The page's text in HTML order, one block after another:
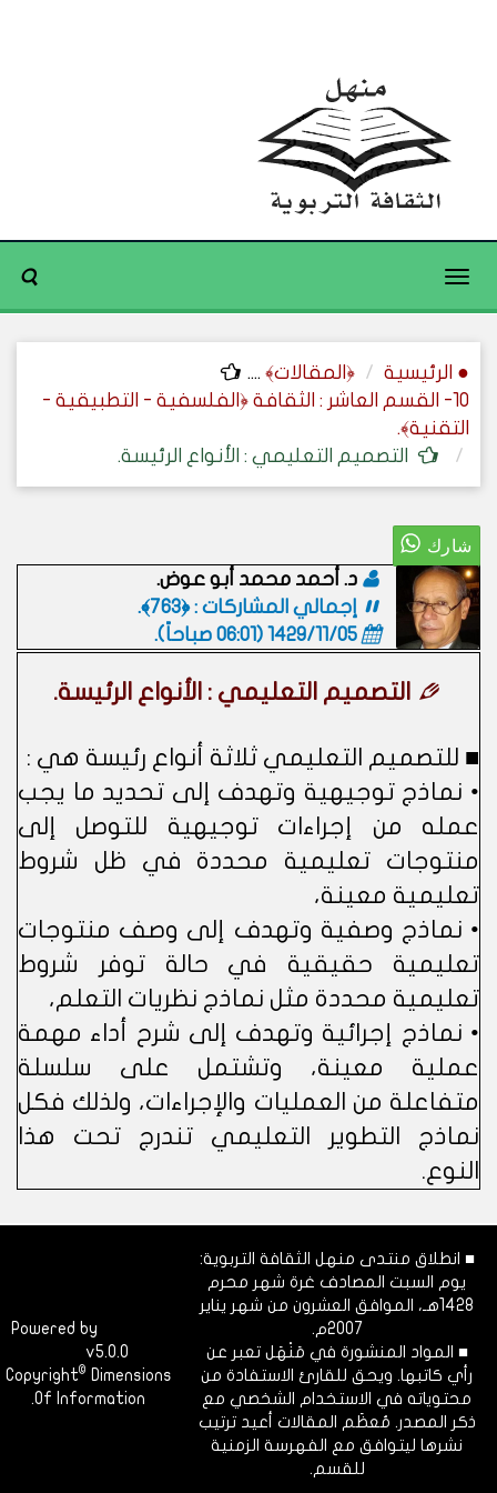
Toggle
● الرئيسية ﴿المقالات﴾ ....
10- القسم العاشر : الثقافة ﴿الفلسفية - التطبيقية -
التقنية﴾.
التصميم التعليمي : الأنواع الرئيسة.
د. أحمد محمد أبو عوض.
إجمالي المشاركات : ﴿763﴾.
1429/11/05 (06:01 صباحاً)
.
التصميم التعليمي : الأنواع الرئيسة.
■ للتصميم التعليمي ثلاثة أنواع رئيسة هي :
• نماذج توجيهية وتهدف إلى تحديد ما يجب
عمله من إجراءات توجيهية للتوصل إلى
منتوجات تعليمية محددة في ظل شروط
تعليمية معينة،
• نماذج وصفية وتهدف إلى وصف منتوجات
تعليمية حقيقية في حالة توفر شروط
تعليمية محددة مثل نماذج نظريات التعلم،
• نماذج إجرائية وتهدف إلى شرح أداء مهمة
عملية معينة، وتشتمل على سلسلة
متفاعلة من العمليات والإجراءات، ولذلك فكل
نماذج التطوير التعليمي تندرج تحت هذا
النوع.
■ انطلاق منتدى منهل الثقافة التربوية:
يوم السبت المصادف غرة شهر محرم
1428هـ، الموافق العشرون من شهر يناير
2007م.
■ المواد المنشورة في مَنْهَل تعبر عن
رأي كاتبها. ويحق للقارئ الاستفادة من
محتوياته في الاستخدام الشخصي مع
ذكر المصدر. مُعظَم المقالات أعيد ترتيب
نشرها ليتوافق مع الفهرسة الزمنية
للقسم.
Powered by
v5.0.0
Copyright©
Dimensions
Of Information.